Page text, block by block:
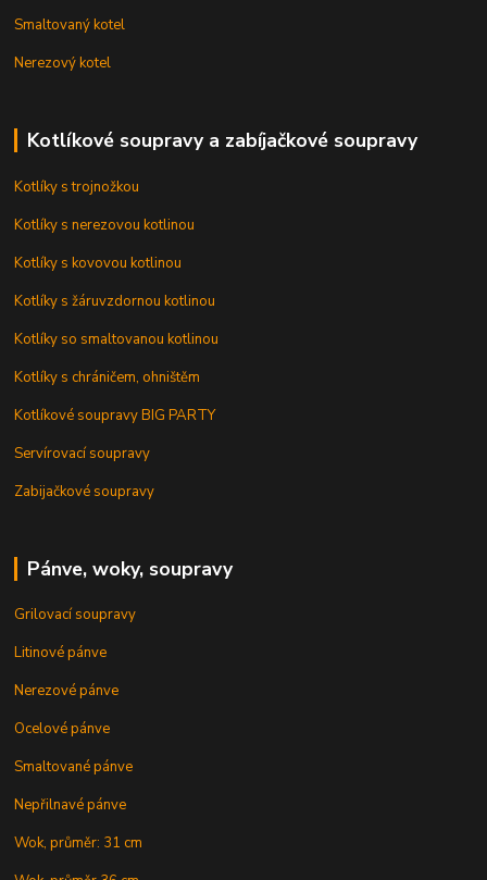
Smaltovaný kotel
Nerezový kotel
Kotlíkové soupravy a zabíjačkové soupravy
Kotlíky s trojnožkou
Kotlíky s nerezovou kotlinou
Kotlíky s kovovou kotlinou
Kotlíky s žáruvzdornou kotlinou
Kotlíky so smaltovanou kotlinou
Kotlíky s chráničem, ohništěm
Kotlíkové soupravy BIG PARTY
Servírovací soupravy
Zabijačkové soupravy
Pánve, woky, soupravy
Grilovací soupravy
Litinové pánve
Nerezové pánve
Ocelové pánve
Smaltované pánve
Nepřilnavé pánve
Wok, průměr: 31 cm